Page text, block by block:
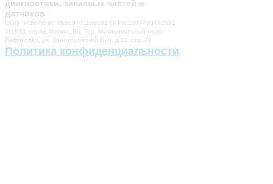
диагностики, запасных частей и
датчиков
ООО "РЭЙЛИНК" ИНН 9701168181 ОГРН 1207700492581,
111033, город Москва, Вн. Тер. Муниципальный округ
Лефортово, ул. Золоторожский Вал, д 11, стр. 26
Политика конфиденциальности